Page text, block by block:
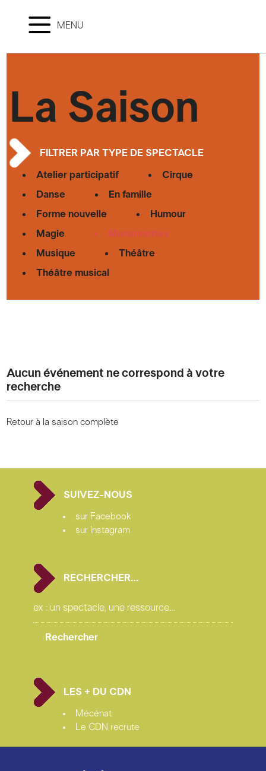
MENU
La Saison
FILTRER PAR TYPE DE SPECTACLE
Atelier participatif
Cirque
Danse
En famille
Forme nouvelle
Humour
Magie
Marionnettes
Musique
Théâtre
Théâtre musical
Aucun événement ne correspond à votre
recherche
Retour à la saison complète
SUIVEZ-NOUS
sur Facebook
sur Instagram
RECHERCHER…
LES + DU CDN
Mécénat
Le CDN recrute